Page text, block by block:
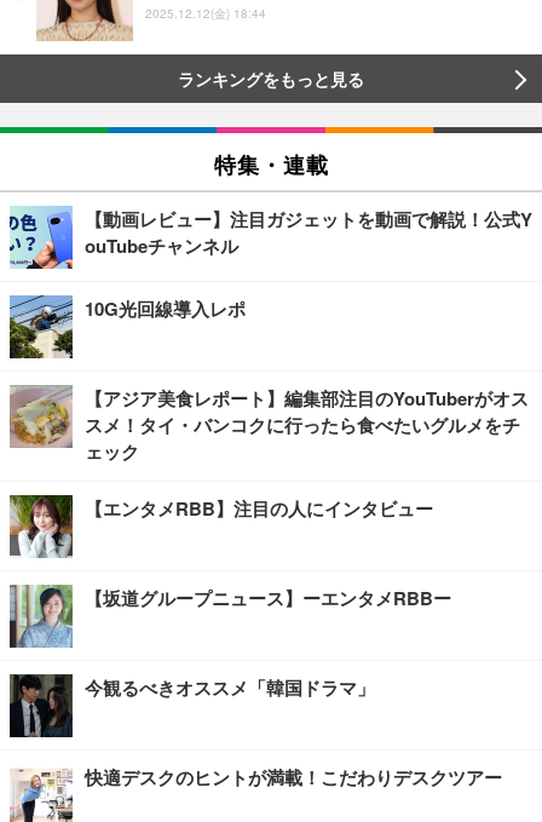
2025.12.12(金) 18:44
ランキングをもっと見る
特集・連載
【動画レビュー】注目ガジェットを動画で解説！公式Y
ouTubeチャンネル
10G光回線導入レポ
【アジア美食レポート】編集部注目のYouTuberがオス
スメ！タイ・バンコクに行ったら食べたいグルメをチ
ェック
【エンタメRBB】注目の人にインタビュー
【坂道グループニュース】ーエンタメRBBー
今観るべきオススメ「韓国ドラマ」
快適デスクのヒントが満載！こだわりデスクツアー